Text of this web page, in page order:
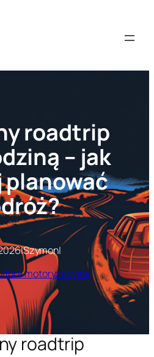
roadtrip
– jak
|Szymon|
motoryzacyjna
roadtrip